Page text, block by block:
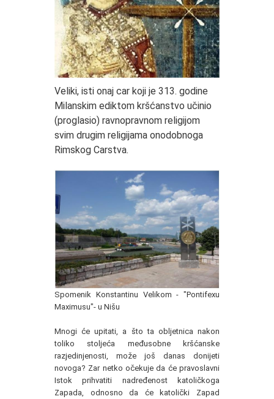
Veliki, isti onaj car koji je 313. godine
Milanskim ediktom kršćanstvo učinio
(proglasio) ravnopravnom religijom
svim drugim religijama onodobnoga
Rimskog Carstva.
Spomenik Konstantinu Velikom - "Pontifexu
Maximusu"- u Nišu
Mnogi će upitati, a što ta obljetnica nakon
toliko stoljeća međusobne kršćanske
razjedinjenosti, može još danas donijeti
novoga? Zar netko očekuje da će pravoslavni
Istok prihvatiti nadređenost katoličkoga
Zapada, odnosno da će katolički Zapad